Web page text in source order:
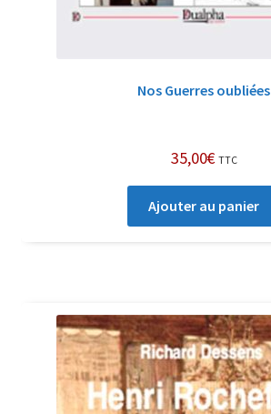
Nos Guerres oubliées
35,00€ TTC
Ajouter au panier